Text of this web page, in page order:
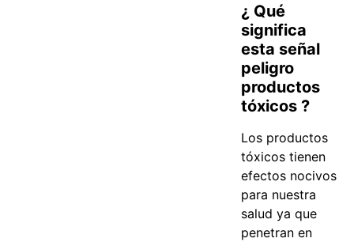
¿ Qué
significa
esta señal
peligro
productos
tóxicos ?
Los productos
tóxicos tienen
efectos nocivos
para nuestra
salud ya que
penetran en